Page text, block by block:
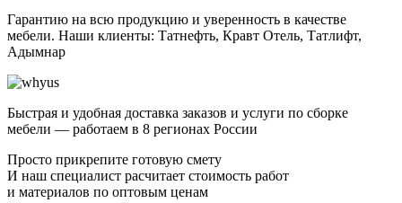
Гарантию на всю продукцию и уверенность в качестве
мебели. Наши клиенты: Татнефть, Кравт Отель, Татлифт,
Адымнар
Быстрая и удобная доставка заказов и услуги по сборке
мебели — работаем в 8 регионах России
Просто прикрепите готовую смету
И наш специалист расчитает стоимость работ
и материалов по оптовым ценам